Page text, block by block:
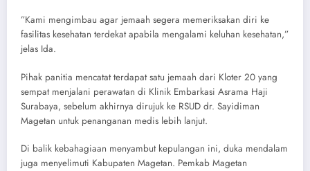
​”Kami mengimbau agar jemaah segera memeriksakan diri ke
fasilitas kesehatan terdekat apabila mengalami keluhan kesehatan,”
jelas Ida.
​Pihak panitia mencatat terdapat satu jemaah dari Kloter 20 yang
sempat menjalani perawatan di Klinik Embarkasi Asrama Haji
Surabaya, sebelum akhirnya dirujuk ke RSUD dr. Sayidiman
Magetan untuk penanganan medis lebih lanjut.
​Di balik kebahagiaan menyambut kepulangan ini, duka mendalam
juga menyelimuti Kabupaten Magetan. Pemkab Magetan